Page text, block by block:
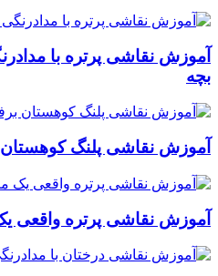
آموزش نقاشی پرتره با
بچه
آموزش نقاشی پلنگ کوهستان
آموزش نقاشی پرتره واقعی